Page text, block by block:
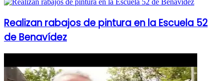
Realizan rabajos de pintura en la Escuela 52
de Benavídez